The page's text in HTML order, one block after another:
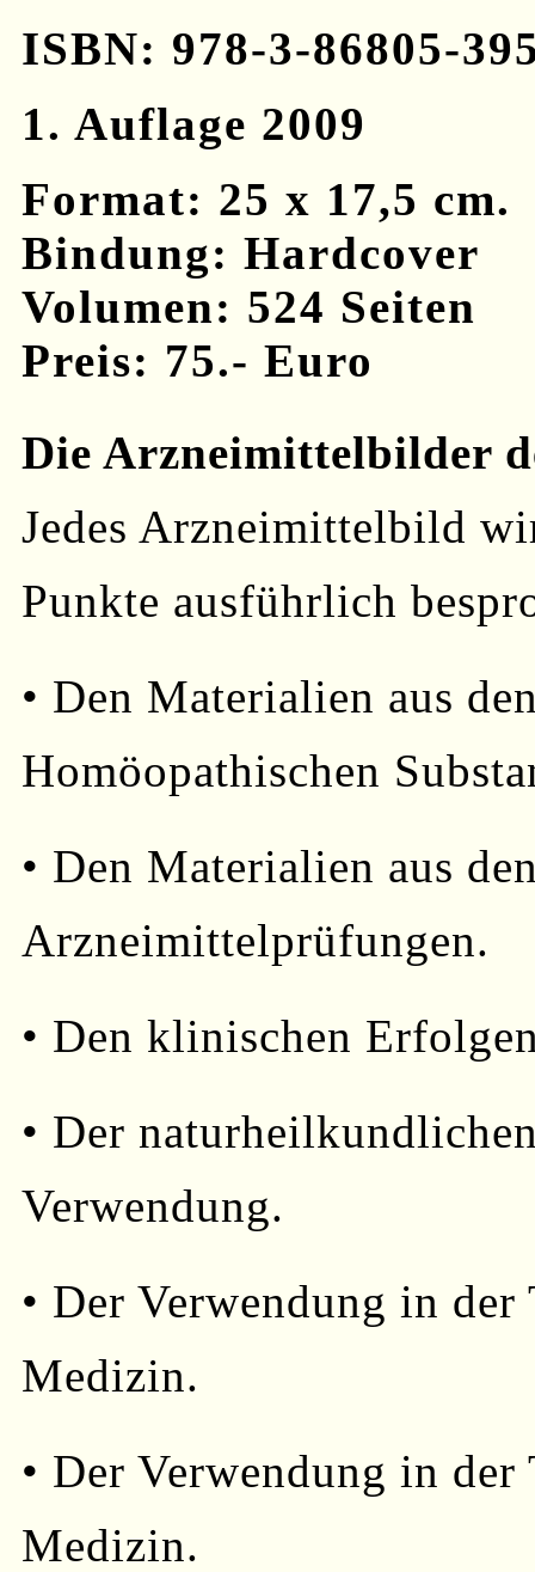
ISBN: 978-3-86805-
1. Auflage 2009
Format: 25 x 17,5 cm.
Bindung: Hardcover
Volumen: 524 Seiten
Preis: 75.- Euro
Die Arzneimittelbilder
Jedes Arzneimittelbild
Punkte ausführlich
• Den Materialien aus
Homöopathischen
• Den Materialien aus
Arzneimittelprüfungen.
• Den klinischen
• Der
Verwendung.
• Der Verwendung in
Medizin.
• Der Verwendung in
Medizin.